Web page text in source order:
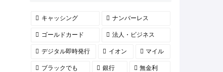
キャッシング ナンバーレス
ゴールドカード 法人・ビジネス
デジタル即時発行 イオン マイル
ブラックでも 銀行 無金利